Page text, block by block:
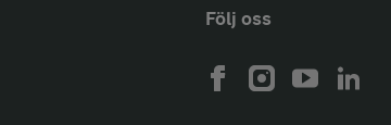
Följ oss